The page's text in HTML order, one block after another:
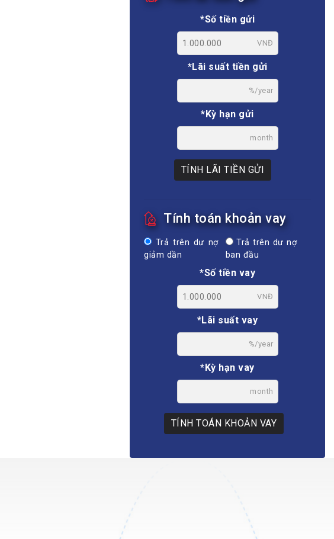
*Số tiền gửi
VNĐ
*Lãi suất tiền gửi
%/year
*Kỳ hạn gửi
month
TÍNH LÃI TIỀN GỬI
Tính toán khoản vay
Trả trên dư nợ
giảm dần
Trả trên dư nợ
ban đầu
*Số tiền vay
VNĐ
*Lãi suất vay
%/year
*Kỳ hạn vay
month
TÍNH TOÁN KHOẢN VAY